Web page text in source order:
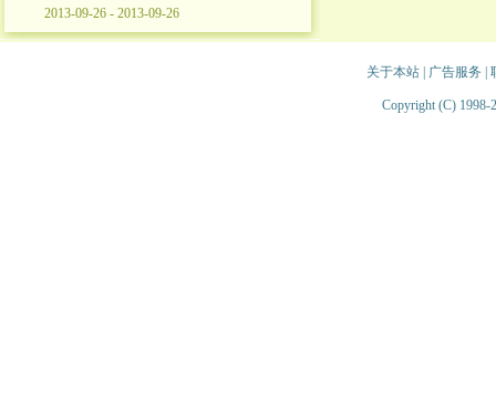
2013-09-26 - 2013-09-26
关于本站| 广告服务
Copyright (C) 1998-